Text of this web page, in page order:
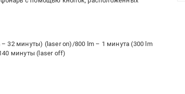
32 минуты) (laser on)/800 lm – 1 минута (300 lm
минуты (laser off)